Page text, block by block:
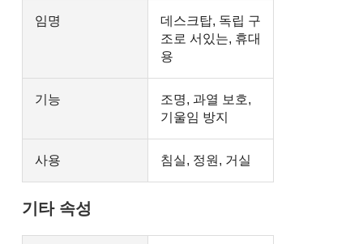
임명
데스크탑, 독립 구
조로 서있는, 휴대
용
기능
조명, 과열 보호,
기울임 방지
사용 침실, 정원, 거실
기타 속성